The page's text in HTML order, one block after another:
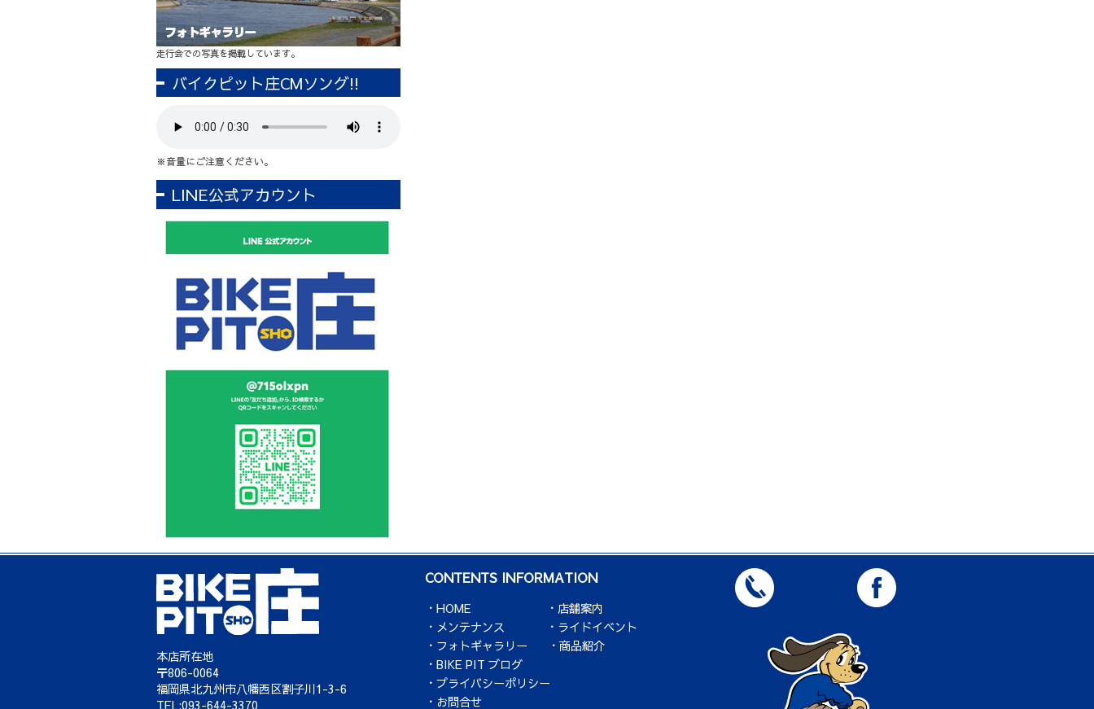
走行会での写真を掲載しています。
バイクピット庄CMソング!!
※音量にご注意ください。
LINE公式アカウント
本店所在地
〒806-0064
福岡県北九州市八幡西区割子川1-3-6
TEL:093-644-3370
CONTENTS INFORMATION
HOME
店舗案内
メンテナンス
ライドイベント
フォトギャラリー
商品紹介
BIKE PIT ブログ
プライバシーポリシー
お問合せ